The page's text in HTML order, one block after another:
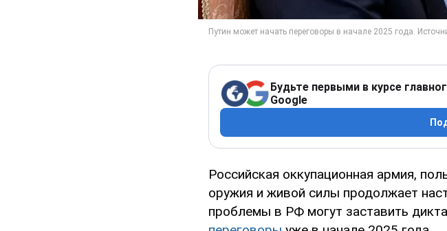
Будьте первыми в курсе
Google
Российская оккупационная армия,
оружия и живой силы продолжает
проблемы в РФ могут заставить